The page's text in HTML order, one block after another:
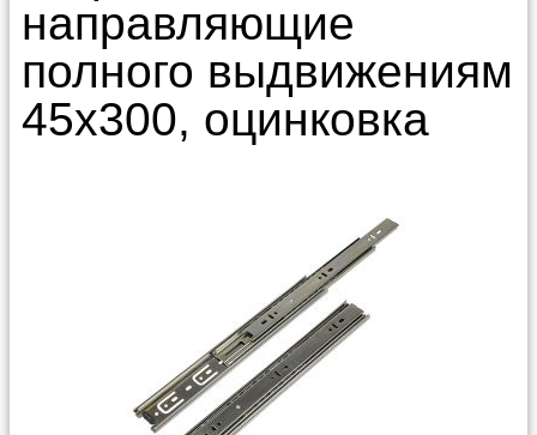
направляющие
полного выдвижениям
45х300, оцинковка